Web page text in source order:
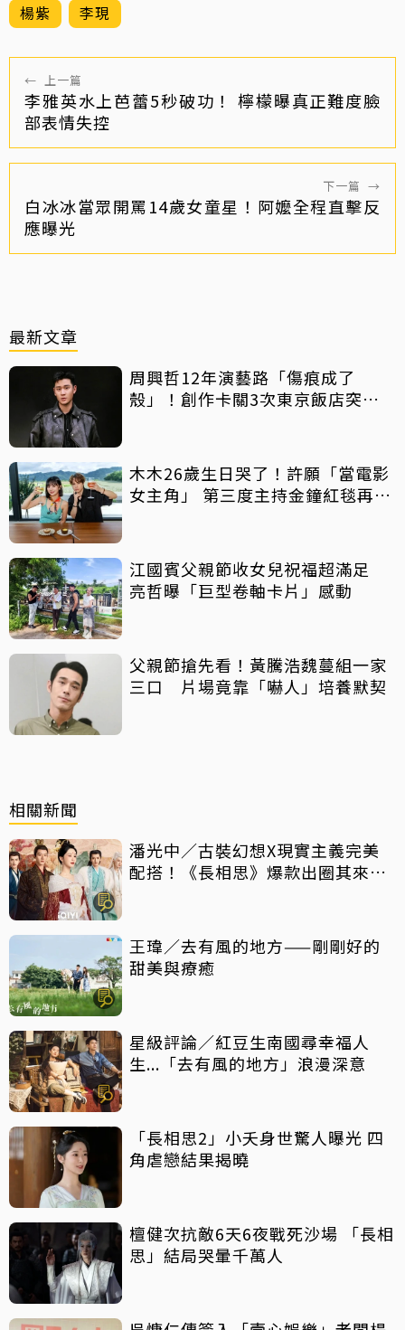
楊紫 李現
← 上一篇
李雅英水上芭蕾5秒破功！ 檸檬曝真正難度臉
部表情失控
下一篇 →
白冰冰當眾開罵14歲女童星！阿嬤全程直擊反
應曝光
最新文章
周興哲12年演藝路「傷痕成了
殼」！創作卡關3次東京飯店突找
木木26歲生日哭了！許願「當電影
女主角」 第三度主持金鐘紅毯再喊
江國賓父親節收女兒祝福超滿足
亮哲曝「巨型卷軸卡片」感動
父親節搶先看！黃騰浩魏蔓組一家
三口 片場竟靠「嚇人」培養默契
相關新聞
潘光中／古裝幻想X現實主義完美
配搭！《長相思》爆款出圈其來有
王瑋／去有風的地方——剛剛好的
甜美與療癒
星級評論／紅豆生南國尋幸福人
生...「去有風的地方」浪漫深意
「長相思2」小夭身世驚人曝光 四
角虐戀結果揭曉
檀健次抗敵6天6夜戰死沙場 「長相
思」結局哭暈千萬人